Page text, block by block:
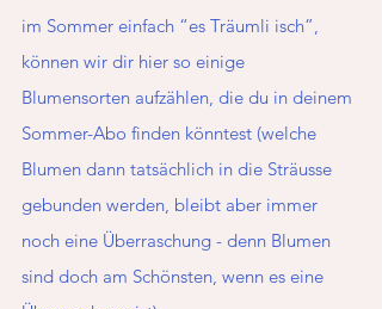
im Sommer einfach “es Träumli isch”,
können wir dir hier so einige
Blumensorten aufzählen, die du in deinem
Sommer-Abo finden könntest (welche
Blumen dann tatsächlich in die Sträusse
gebunden werden, bleibt aber immer
noch eine Überraschung - denn Blumen
sind doch am Schönsten, wenn es eine